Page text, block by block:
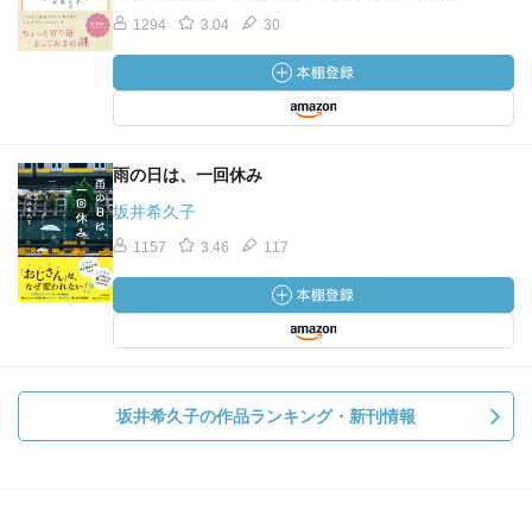
1294 3.04 30
雨の日は、一回休み
坂井希久子
1157 3.46 117
坂井希久子の作品ランキング・新刊情報